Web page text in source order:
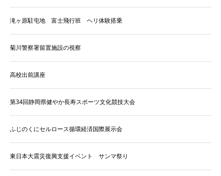
滝ヶ原駐屯地 富士飛行班 ヘリ体験搭乗
菊川警察署留置施設の視察
高校出前講座
第34回静岡県健やか長寿スポーツ文化競技大会
ふじのくにセルロース循環経済国際展示会
東日本大震災復興支援イベント サンマ祭り